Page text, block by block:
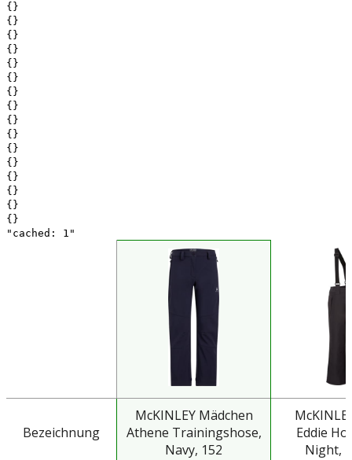
{}
{}
{}
{}
{}
{}
{}
{}
{}
{}
{}
{}
{}
{}
{}
{}
"cached: 1"
Bezeichnung
McKINLEY Mädchen
Athene Trainingshose,
Navy, 152
Eddie
Night,